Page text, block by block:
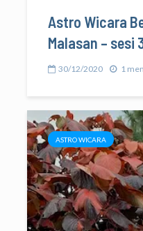
Astro Wicara
Malasan – sesi
30/12/2020 1
ASTRO WICARA